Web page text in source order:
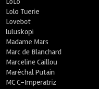
Lolo Tuerie
Lovebot
luluskopi
Madame Mars
Marc de Blanchard
Marceline Caillou
Maréchal Putain
MC C-Imperatriz